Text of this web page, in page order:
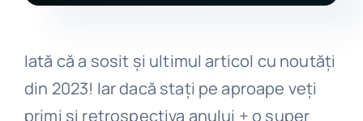
Iată că a sosit și ultimul articol cu noutăți
din 2023! Iar dacă stați pe aproape veți
primi și retrospectiva anului + o super